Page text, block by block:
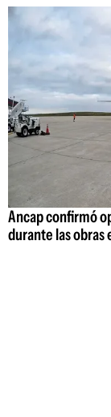
Ancap confirmó
durante las obras